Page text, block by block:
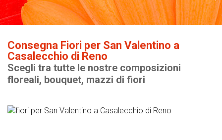
Consegna Fiori per San Valentino a
Casalecchio di Reno
Scegli tra tutte le nostre composizioni
floreali, bouquet, mazzi di fiori